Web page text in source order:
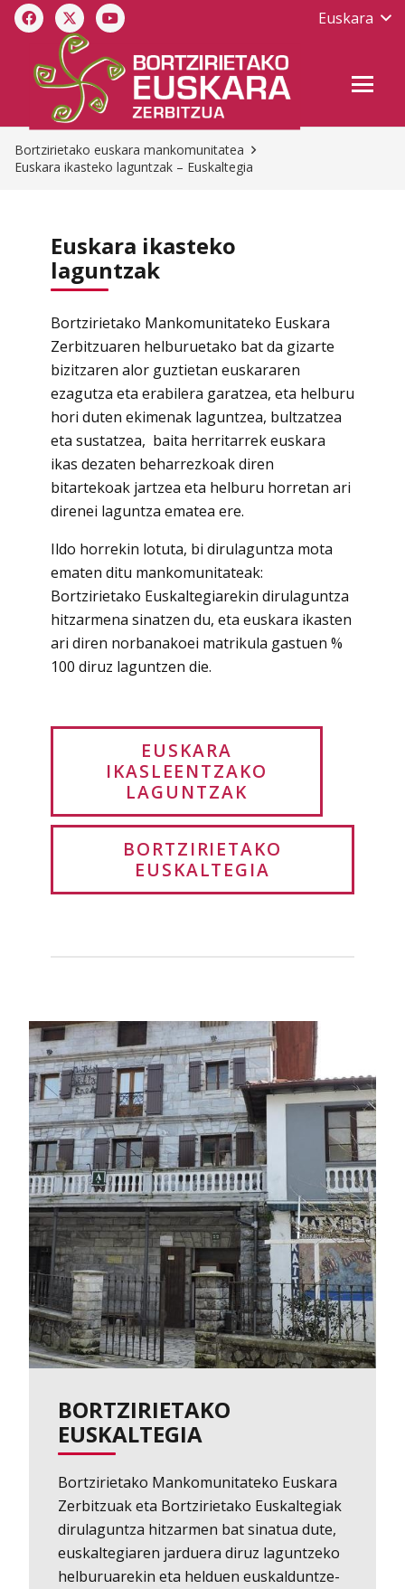
Euskara
Bortzirietako euskara mankomunitatea
Euskara ikasteko laguntzak – Euskaltegia
Euskara ikasteko
laguntzak
Bortzirietako Mankomunitateko Euskara
Zerbitzuaren helburuetako bat da gizarte
bizitzaren alor guztietan euskararen
ezagutza eta erabilera garatzea, eta helburu
hori duten ekimenak laguntzea, bultzatzea
eta sustatzea, baita herritarrek euskara
ikas dezaten beharrezkoak diren
bitartekoak jartzea eta helburu horretan ari
direnei laguntza ematea ere.
Ildo horrekin lotuta, bi dirulaguntza mota
ematen ditu mankomunitateak:
Bortzirietako Euskaltegiarekin dirulaguntza
hitzarmena sinatzen du, eta euskara ikasten
ari diren norbanakoei matrikula gastuen %
100 diruz laguntzen die.
EUSKARA
IKASLEENTZAKO
LAGUNTZAK
BORTZIRIETAKO
EUSKALTEGIA
BORTZIRIETAKO
EUSKALTEGIA
Bortzirietako Mankomunitateko Euskara
Zerbitzuak eta Bortzirietako Euskaltegiak
dirulaguntza hitzarmen bat sinatua dute,
euskaltegiaren jarduera diruz laguntzeko
helburuarekin eta helduen euskalduntze-